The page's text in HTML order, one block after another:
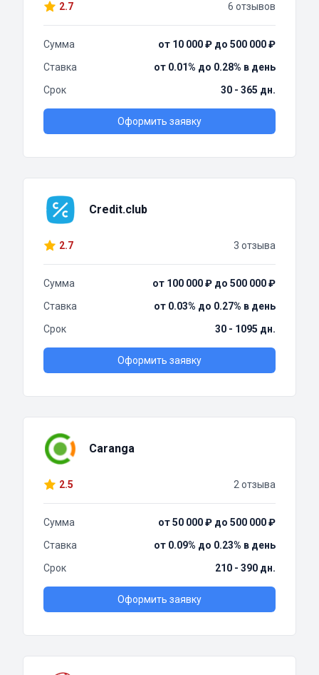
2.7 6 отзывов
Сумма
от 10 000 ₽ до 500 000 ₽
Ставка
от 0.01% до 0.28% в день
Срок
30 - 365 дн.
Оформить заявку
Credit.club
2.7 3 отзыва
Сумма
от 100 000 ₽ до 500 000 ₽
Ставка
от 0.03% до 0.27% в день
Срок
30 - 1095 дн.
Оформить заявку
Caranga
2.5 2 отзыва
Сумма
от 50 000 ₽ до 500 000 ₽
Ставка
от 0.09% до 0.23% в день
Срок
210 - 390 дн.
Оформить заявку